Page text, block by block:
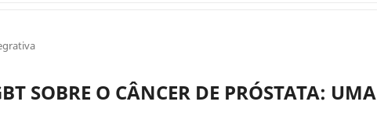
SOBRE O CÂNCER DE PRÓSTATA: UMA